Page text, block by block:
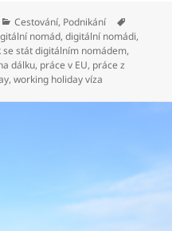
Rubriky:
Cestování, Podnikání
nomád,digitální nomádi,
se stát digitálním nomádem,
dálku, práce v EU, práce z
,working holiday víza